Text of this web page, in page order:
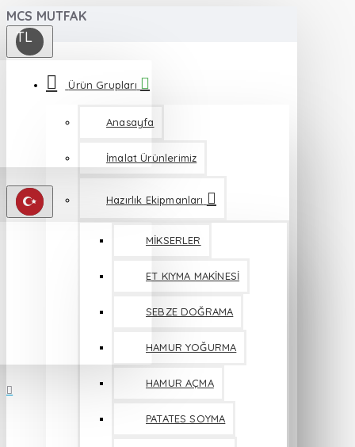
MCS MUTFAK
TL
Ürün Grupları
Anasayfa
İmalat Ürünlerimiz
Hazırlık Ekipmanları
MİKSERLER
ET KIYMA MAKİNESİ
SEBZE DOĞRAMA
HAMUR YOĞURMA
HAMUR AÇMA
PATATES SOYMA